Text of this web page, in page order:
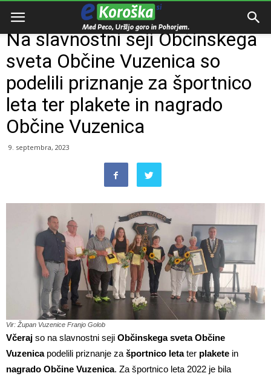
Domov
Na slavnostni seji Občinskega
sveta Občine Vuzenica so
podelili priznanje za športnico
leta ter plakete in nagrado
Občine Vuzenica
9. septembra, 2023
Vir: Župan Vuzenice Franjo Golob
Včeraj so na slavnostni seji Občinskega sveta Občine
Vuzenicapodelili priznanje za športnico letater plakete in
nagrado Občine Vuzenica. Za športnico leta 2022 je bila